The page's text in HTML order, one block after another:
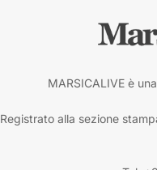
MARSICALIVE è
Registrato alla sezione